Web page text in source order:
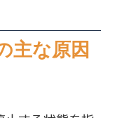
主な原因